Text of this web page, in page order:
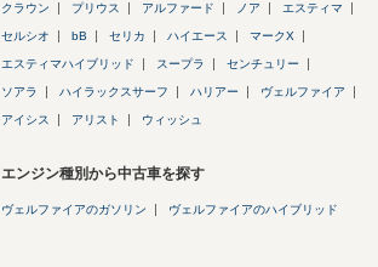
クラウン プリウス アルファード ノア エスティマ
セルシオ bB セリカ ハイエース マークX
エスティマハイブリッド スープラ センチュリー
ソアラ ハイラックスサーフ ハリアー ヴェルファイア
アイシス アリスト ウィッシュ
エンジン種別から中古車を探す
ヴェルファイアのガソリン ヴェルファイアのハイブリッド